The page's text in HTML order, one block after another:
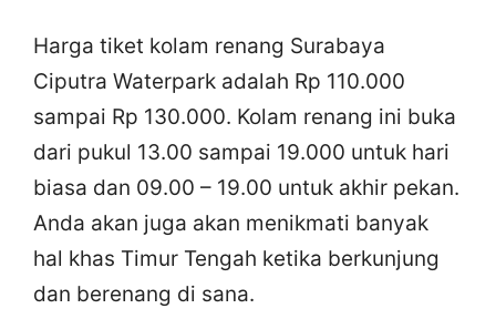
Harga tiket kolam renang Surabaya
Ciputra Waterpark adalah Rp 110.000
sampai Rp 130.000. Kolam renang ini buka
dari pukul 13.00 sampai 19.000 untuk hari
biasa dan 09.00 – 19.00 untuk akhir pekan.
Anda akan juga akan menikmati banyak
hal khas Timur Tengah ketika berkunjung
dan berenang di sana.